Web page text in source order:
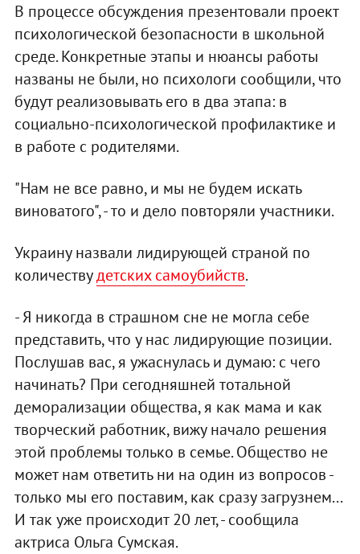
В процессе обсуждения презентовали проект
психологической безопасности в школьной
среде. Конкретные этапы и нюансы работы
названы не были, но психологи сообщили, что
будут реализовывать его в два этапа: в
социально-психологической профилактике и
в работе с родителями.
"Нам не все равно, и мы не будем искать
виноватого", - то и дело повторяли участники.
Украину назвали лидирующей страной по
количествудетских самоубийств.
- Я никогда в страшном сне не могла себе
представить, что у нас лидирующие позиции.
Послушав вас, я ужаснулась и думаю: с чего
начинать? При сегодняшней тотальной
деморализации общества, я как мама и как
творческий работник, вижу начало решения
этой проблемы только в семье. Общество не
может нам ответить ни на один из вопросов -
только мы его поставим, как сразу загрузнем...
И так уже происходит 20 лет, - сообщила
актриса Ольга Сумская.